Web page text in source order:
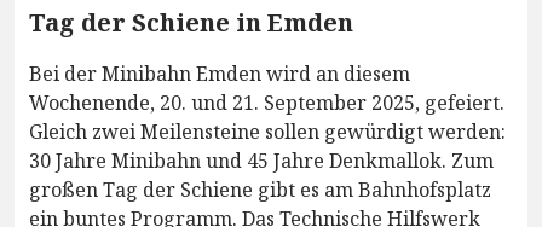
Tag der Schiene in Emden
Bei der Minibahn Emden wird an diesem
Wochenende, 20. und 21. September 2025, gefeiert.
Gleich zwei Meilensteine sollen gewürdigt werden:
30 Jahre Minibahn und 45 Jahre Denkmallok. Zum
großen Tag der Schiene gibt es am Bahnhofsplatz
ein buntes Programm. Das Technische Hilfswerk